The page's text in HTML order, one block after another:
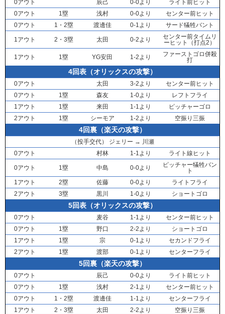
0アウト 辰己 0-0より
ライト前ヒット
0アウト
1塁 浅村 0-0より
センター前ヒット
0アウト
1・2塁 渡邊佳 0-1より サード犠牲バント
1アウト 2・3塁 太田 0-2より
センター前タイムリ
ーヒット（打点2）
1アウト 1塁 YG安田 1-2より
ファーストゴロ併殺
打
4回表（オリックスの攻撃）
0アウト 太田 3-2より
センター前ヒット
0アウト
1塁 森友 1-0より
レフトフライ
1アウト
1塁 来田 1-1より
ピッチャーゴロ
2アウト
1塁 シーモア 1-2より 空振り三振
4回裏（楽天の攻撃）
（投手交代） ジェリー → 川瀬
0アウト
村林 1-1より ライト線ヒット
0アウト 1塁 中島 0-0より
ピッチャー犠牲バン
ト
1アウト
2塁 佐藤 0-0より
ライトフライ
2アウト
3塁 黒川 1-0より ショートゴロ
5回表（オリックスの攻撃）
0アウト 麦谷 1-1より
センター前ヒット
0アウト
1塁 野口 2-2より
ショートゴロ
1アウト
1塁 宗 0-1より
セカンドフライ
2アウト
1塁 渡部 0-1より センターフライ
5回裏（楽天の攻撃）
0アウト 辰己 0-0より
ライト前ヒット
0アウト
1塁 浅村 2-1より
センター前ヒット
0アウト
1・2塁 渡邊佳 1-1より
センターフライ
1アウト
2・3塁 太田 2-2より
空振り三振